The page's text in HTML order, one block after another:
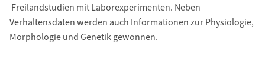
Freilandstudien mit Laborexperimenten. Neben
Verhaltensdaten werden auch Informationen zur Physiologie,
Morphologie und Genetik gewonnen.